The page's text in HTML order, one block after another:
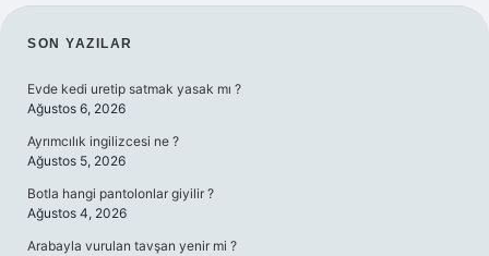
SIDEBAR
SON YAZILAR
Evde kedi uretip satmak yasak mı ?
Ağustos 6, 2026
Ayrımcılık ingilizcesi ne ?
Ağustos 5, 2026
Botla hangi pantolonlar giyilir ?
Ağustos 4, 2026
Arabayla vurulan tavşan yenir mi ?